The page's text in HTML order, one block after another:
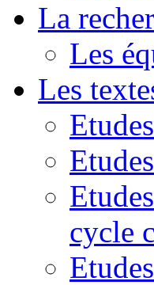
La
Les
Les
cycle